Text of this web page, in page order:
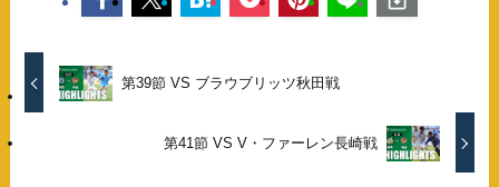
第39節 VS ブラウブリッツ秋田戦
第41節 VS V・ファーレン長崎戦